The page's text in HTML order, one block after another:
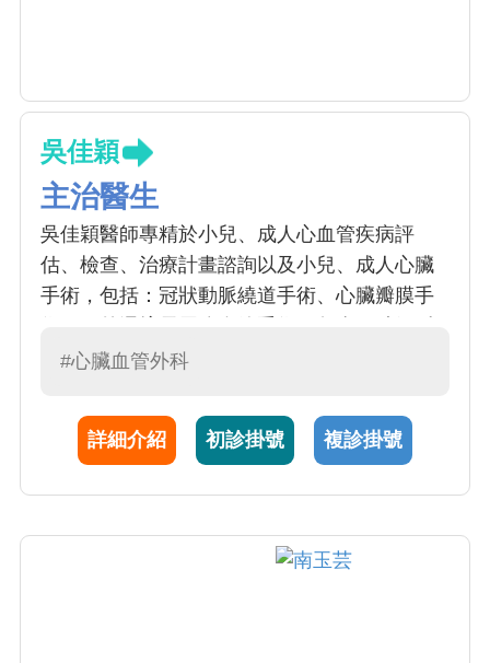
吳佳穎
主治醫生
吳佳穎醫師專精於小兒、成人心血管疾病評
估、檢查、治療計畫諮詢以及小兒、成人心臟
手術，包括：冠狀動脈繞道手術、心臟瓣膜手
曲張手術、深部靜脈栓塞、周邊動脈阻塞治療
#心臟血管外科
詳細介紹 初診掛號 複診掛號